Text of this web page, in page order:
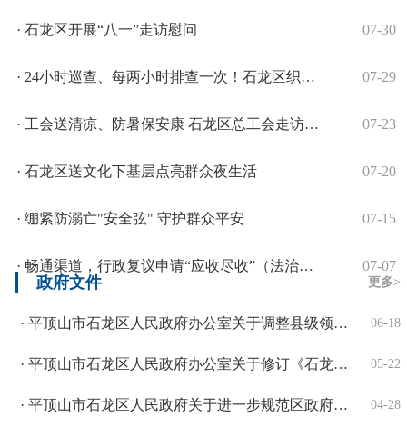
· 石龙区开展“八一”走访慰问 07-30
· 24小时巡查、每两小时排查一次！石龙区织密防汛“安全网” 07-29
· 工会送清凉、防暑保安康 石龙区总工会走访慰问一线职工 07-23
· 石龙区送文化下基层点亮群众夜生活 07-20
· 绷紧防溺亡"安全弦" 守护群众平安 07-15
· 畅通渠道，行政复议申请“应收尽收”（法治聚焦）——修订后的行政复议法实... 07-07
政府文件 更多>
· 平顶山市石龙区人民政府办公室关于调整县级领导及局委包矿驻矿工... 06-18
· 平顶山市石龙区人民政府办公室关于修订《石龙区退役军人和优抚对... 05-22
· 平顶山市石龙区人民政府关于进一步规范区政府“三重一大”事项决... 04-28